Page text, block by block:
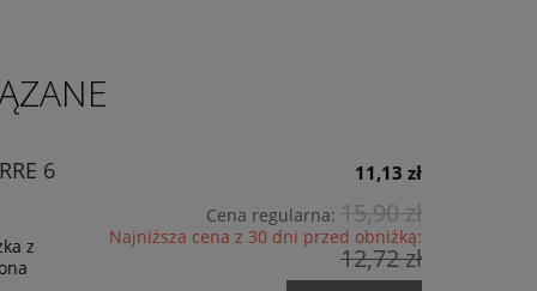
6
z
11,13 zł
Cena regularna: 15,90 zł
Najniższa cena z 30 dni przed obniżką:
12,72 zł